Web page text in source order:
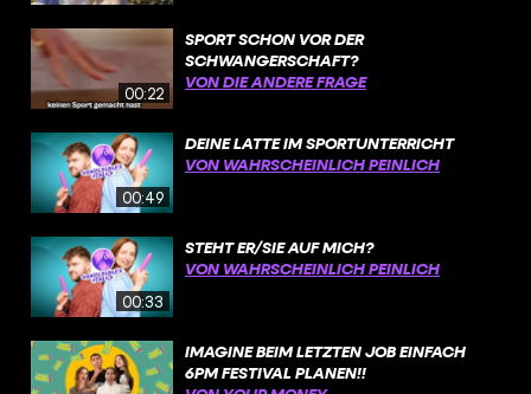
00:22
SPORT SCHON VOR DER
SCHWANGERSCHAFT?
VON DIE ANDERE FRAGE
00:49
DEINE LATTE IM SPORTUNTERRICHT
VON WAHRSCHEINLICH PEINLICH
00:33
STEHT ER/SIE AUF MICH?
VON WAHRSCHEINLICH PEINLICH
IMAGINE BEIM LETZTEN JOB EINFACH
6PM FESTIVAL PLANEN!!